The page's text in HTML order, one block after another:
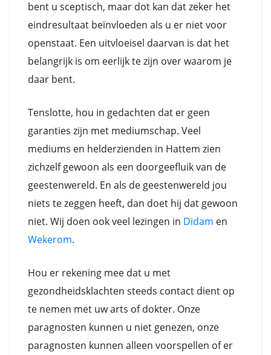
bent u sceptisch, maar dot kan dat zeker het
eindresultaat beïnvloeden als u er niet voor
openstaat. Een uitvloeisel daarvan is dat het
belangrijk is om eerlijk te zijn over waarom je
daar bent.
Tenslotte, hou in gedachten dat er geen
garanties zijn met mediumschap. Veel
mediums en helderzienden in Hattem zien
zichzelf gewoon als een doorgeefluik van de
geestenwereld. En als de geestenwereld jou
niets te zeggen heeft, dan doet hij dat gewoon
niet. Wij doen ook veel lezingen in Didam en
Wekerom.
Hou er rekening mee dat u met
gezondheidsklachten steeds contact dient op
te nemen met uw arts of dokter. Onze
paragnosten kunnen u niet genezen, onze
paragnosten kunnen alleen voorspellen of er